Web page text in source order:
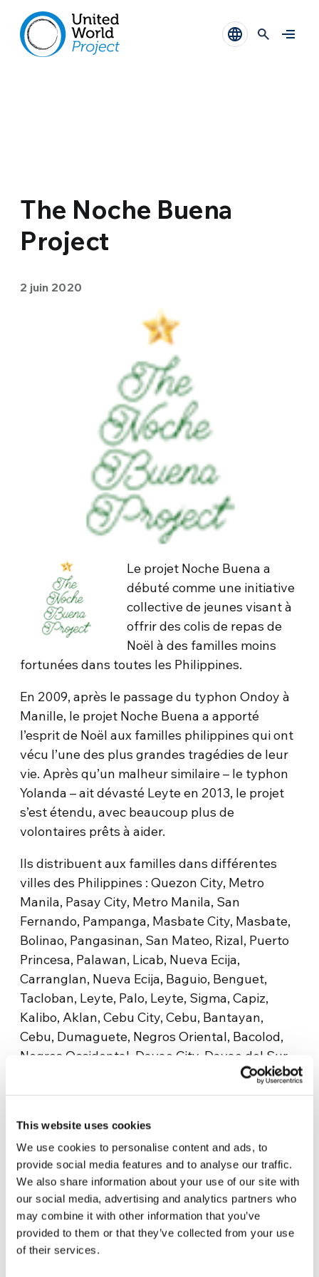
This website uses cookies
We use cookies to personalise content and ads, to
provide social media features and to analyse our traffic.
We also share information about your use of our site with
our social media, advertising and analytics partners who
may combine it with other information that you’ve
provided to them or that they’ve collected from your use
of their services.
The Noche Buena
Project
2 juin 2020
Le projet Noche Buena a
débuté comme une initiative
collective de jeunes visant à
offrir des colis de repas de
Noël à des familles moins
fortunées dans toutes les Philippines.
En 2009, après le passage du typhon Ondoy à
Manille, le projet Noche Buena a apporté
l’esprit de Noël aux familles philippines qui ont
vécu l’une des plus grandes tragédies de leur
vie. Après qu’un malheur similaire – le typhon
Yolanda – ait dévasté Leyte en 2013, le projet
s’est étendu, avec beaucoup plus de
volontaires prêts à aider.
Ils distribuent aux familles dans différentes
villes des Philippines : Quezon City, Metro
Manila, Pasay City, Metro Manila, San
Fernando, Pampanga, Masbate City, Masbate,
Bolinao, Pangasinan, San Mateo, Rizal, Puerto
Princesa, Palawan, Licab, Nueva Ecija,
Carranglan, Nueva Ecija, Baguio, Benguet,
Tacloban, Leyte, Palo, Leyte, Sigma, Capiz,
Kalibo, Aklan, Cebu City, Cebu, Bantayan,
Cebu, Dumaguete, Negros Oriental, Bacolod,
Negros Occidental, Davao City, Davao del Sur.
https://www.thenochebuenaproject.org/
Related news
“Pills” of hope: the silent transmission #3
The Noche Buena Project: il Natale più lungo
Paano na ang pasko nila? (Come sarà il loro
Natale?)